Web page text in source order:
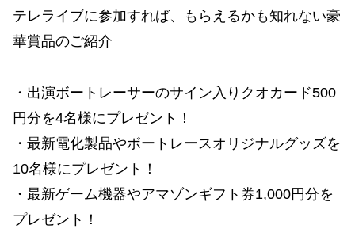
テレライブに参加すれば、もらえるかも知れない豪
華賞品のご紹介
・出演ボートレーサーのサイン入りクオカード500
円分を4名様にプレゼント！
・最新電化製品やボートレースオリジナルグッズを
10名様にプレゼント！
・最新ゲーム機器やアマゾンギフト券1,000円分を
プレゼント！